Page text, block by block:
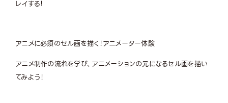
レイする！
アニメに必須のセル画を描く！アニメーター体験
アニメ制作の流れを学び、アニメーションの元になるセル画を描い
てみよう！